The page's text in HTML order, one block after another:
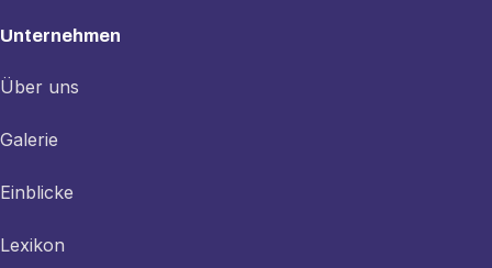
Unternehmen
Über uns
Galerie
Einblicke
Lexikon